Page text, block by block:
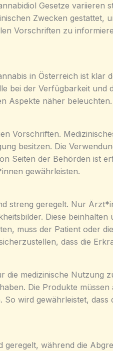
Gesetze variieren
Zwecken gestattet,
Vorschriften zu
in Österreich ist klar
bei der Verfügbarkeit
Aspekte näher beleuchten.
Vorschriften.
besitzen. Die
Seiten der Behörden ist
gewährleisten.
streng geregelt. Nur
Diese
muss der Patient oder
dass die
medizinische Nutzung
Die Produkte
wird gewährleistet,
während die